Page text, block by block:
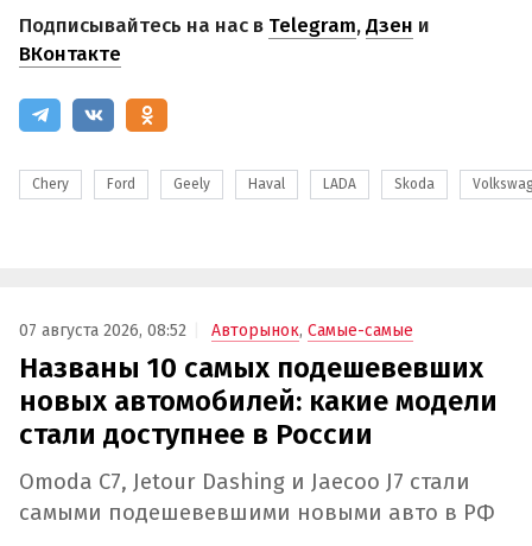
Подписывайтесь на нас в Telegram,Дзен и
ВКонтакте
Chery Ford Geely Haval LADA Skoda
07 августа 2026, 08:52 Авторынок, Самые-самые
Названы 10 самых подешевевших
новых автомобилей: какие модели
стали доступнее в России
Omoda C7, Jetour Dashing и Jaecoo J7 стали
самыми подешевевшими новыми авто в РФ